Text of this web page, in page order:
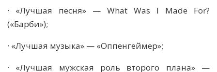
· «Лучшая песня» — What Was I Made For?
(«Барби»);
· «Лучшая музыка» — «Оппенгеймер»;
· «Лучшая мужская роль второго плана» —